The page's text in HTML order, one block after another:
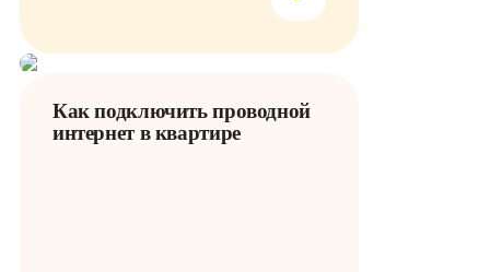
Как подключить проводной
интернет в квартире